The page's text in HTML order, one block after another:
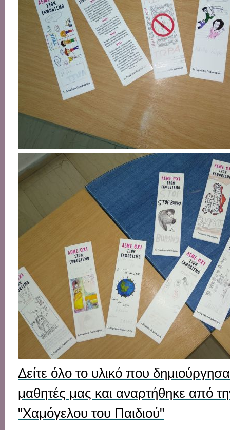
Δείτε όλο το υλικό που
μαθητές μας και αναρτήθηκε από
"Χαμόγελου του Παιδιού"